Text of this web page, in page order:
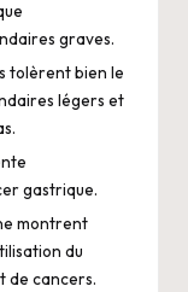
graves.
tolèrent bien le
légers et
gastrique.
montrent
du
de cancers.